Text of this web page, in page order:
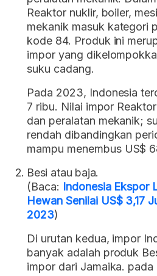
Reaktor nuklir, boiler,
mekanik masuk kategori
kode 84. Produk ini
impor yang
suku cadang.
Pada 2023, Indonesia
7 ribu. Nilai impor
dan peralatan mekanik;
rendah dibandingkan
mampu menembus US$
Besi atau baja.
(Baca: Indonesia Ekspor
Hewan Senilai US$ 3,17
2023)
Di urutan kedua, impor
banyak adalah produk
impor dari Jamaika.